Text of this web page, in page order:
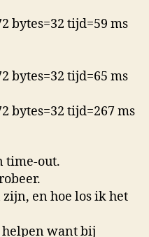
bytes=32 tijd=59 ms
bytes=32 tijd=65 ms
bytes=32 tijd=267 ms
time-out.
en hoe los ik het
want bij